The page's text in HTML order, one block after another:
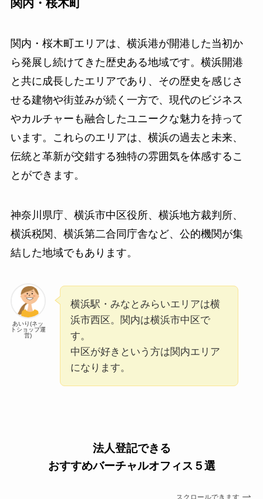
関内・桜木町
関内・桜木町エリアは、横浜港が開港した当初か
ら発展し続けてきた歴史ある地域です。横浜開港
と共に成長したエリアであり、その歴史を感じさ
せる建物や街並みが続く一方で、現代のビジネス
やカルチャーも融合したユニークな魅力を持って
います。これらのエリアは、横浜の過去と未来、
伝統と革新が交錯する独特の雰囲気を体感するこ
とができます。
神奈川県庁、横浜市中区役所、横浜地方裁判所、
横浜税関、横浜第二合同庁舎など、公的機関が集
結した地域でもあります。
あいり(ネッ
トショップ運
営)
横浜駅・みなとみらいエリアは横
浜市西区。関内は横浜市中区で
す。
中区が好きという方は関内エリア
になります。
法人登記できる
おすすめバーチャルオフィス５選
スクロールできます